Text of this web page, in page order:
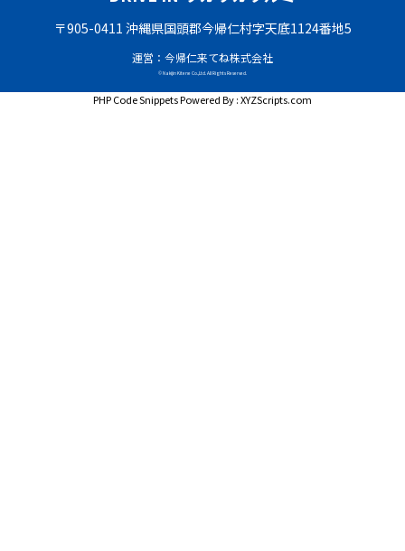
〒905-0411 沖縄県国頭郡今帰仁村字天底1124番地5
運営：今帰仁来てね株式会社
© Nakijin Kitene Co.,Ltd. All Rights Reserved.
PHP Code SnippetsPowered By :XYZScripts.com